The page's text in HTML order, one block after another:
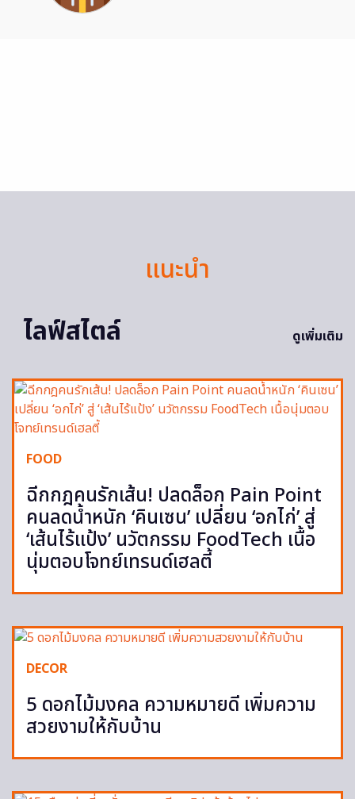
แนะนำ
ไลฟ์สไตล์
ดูเพิ่มเติม
FOOD
ฉีกกฎคนรักเส้น! ปลดล็อก Pain Point
คนลดน้ำหนัก ‘คินเซน’ เปลี่ยน ‘อกไก่’ สู่
‘เส้นไร้แป้ง’ นวัตกรรม FoodTech เนื้อ
นุ่มตอบโจทย์เทรนด์เฮลตี้
DECOR
5 ดอกไม้มงคล ความหมายดี เพิ่มความ
สวยงามให้กับบ้าน